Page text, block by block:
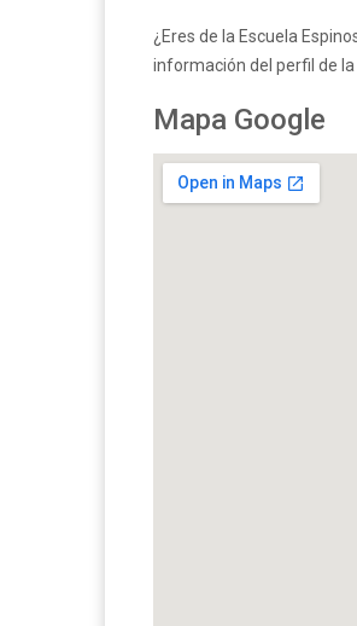
¿Eres de la Escuela
información del perfil de la
Mapa Google